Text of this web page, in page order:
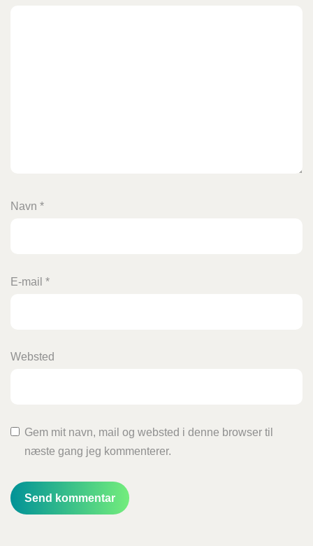
Navn *
E-mail *
Websted
Gem mit navn, mail og websted i denne browser til
næste gang jeg kommenterer.